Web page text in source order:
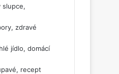
slupce,
zdravé
jídlo, domácí
recept